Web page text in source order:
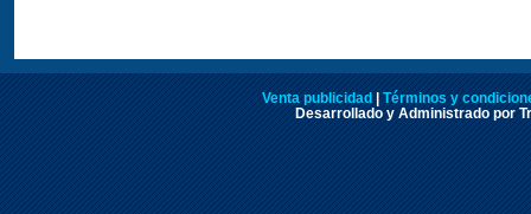
Venta publicidad
Términos y
Desarrollado y Administrado por